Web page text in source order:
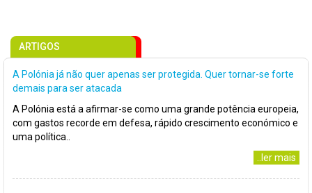
ARTIGOS
A Polónia já não quer apenas ser protegida. Quer tornar-se forte
demais para ser atacada
A Polónia está a afirmar-se como uma grande potência europeia,
com gastos recorde em defesa, rápido crescimento económico e
uma política..
..ler mais